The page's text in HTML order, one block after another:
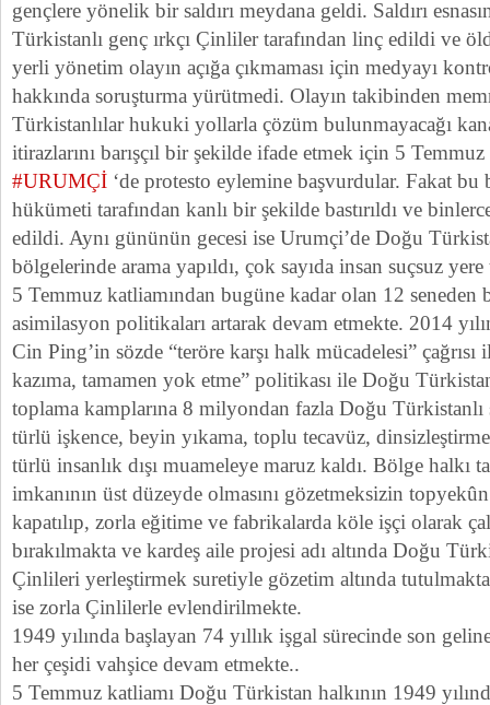
gençlere yönelik bir saldırı meydana geldi. Saldırı
Türkistanlı genç ırkçı Çinliler tarafından linç edildi ve
yerli yönetim olayın açığa çıkmaması için medyayı
hakkında soruşturma yürütmedi. Olayın takibinden
Türkistanlılar hukuki yollarla çözüm bulunmayacağı
itirazlarını barışçıl bir şekilde ifade etmek için 5
#URUMÇİ ‘de protesto eylemine başvurdular. Fakat bu
hükümeti tarafından kanlı bir şekilde bastırıldı ve
edildi. Aynı gününün gecesi ise Urumçi’de Doğu
bölgelerinde arama yapıldı, çok sayıda insan suçsuz
5 Temmuz katliamından bugüne kadar olan 12 seneden
asimilasyon politikaları artarak devam etmekte. 2014
Cin Ping’in sözde “teröre karşı halk mücadelesi”
kazıma, tamamen yok etme” politikası ile Doğu
toplama kamplarına 8 milyondan fazla Doğu Türkistanlı
türlü işkence, beyin yıkama, toplu tecavüz,
türlü insanlık dışı muameleye maruz kaldı. Bölge halkı
imkanının üst düzeyde olmasını gözetmeksizin
kapatılıp, zorla eğitime ve fabrikalarda köle işçi olarak
bırakılmakta ve kardeş aile projesi adı altında Doğu
Çinlileri yerleştirmek suretiyle gözetim altında
ise zorla Çinlilerle evlendirilmekte.
1949 yılında başlayan 74 yıllık işgal sürecinde son
her çeşidi vahşice devam etmekte..
5 Temmuz katliamı Doğu Türkistan halkının 1949